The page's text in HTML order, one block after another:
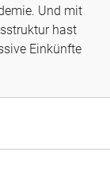
Und mit
hast
Einkünfte